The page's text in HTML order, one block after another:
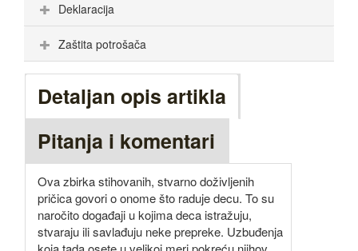
Deklaracija
Zaštita potrošača
Detaljan opis artikla
Pitanja i komentari
Ova zbirka stihovanih, stvarno doživljenih
pričica govori o onome što raduje decu. To su
naročito događaji u kojima deca istražuju,
stvaraju ili savlađuju neke prepreke. Uzbuđenja